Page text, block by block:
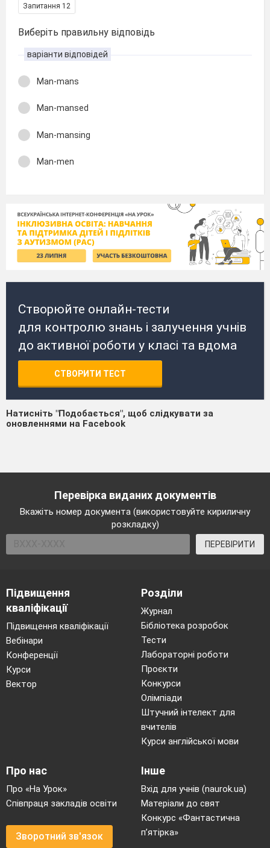
Запитання 12
Виберіть правильну відповідь
варіанти відповідей
Man-mans
Man-mansed
Man-mansing
Man-men
Створюйте онлайн-тести
для контролю знань і залучення учнів
до активної роботи у класі та вдома
СТВОРИТИ ТЕСТ
Натисніть "Подобається", щоб слідкувати за
оновленнями на Facebook
Перевірка виданих документів
Вкажіть номер документа (використовуйте кириличну
розкладку)
ПЕРЕВІРИТИ
Підвищення
кваліфікації
Підвищення кваліфікації
Вебінари
Конференції
Курси
Вектор
Розділи
Журнал
Бібліотека розробок
Тести
Лабораторні роботи
Проєкти
Конкурси
Олімпіади
Штучний інтелект для
вчителів
Курси англійської мови
Про нас
Про «На Урок»
Співпраця закладів освіти
Зворотний зв'язок
Інше
Вхід для учнів (naurok.ua)
Матеріали до свят
Конкурс «Фантастична
п’ятірка»